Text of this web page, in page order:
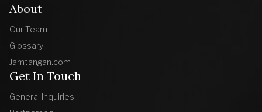
About
Our Team
Glossary
Jamtangan.com
Get In Touch
General Inquiries